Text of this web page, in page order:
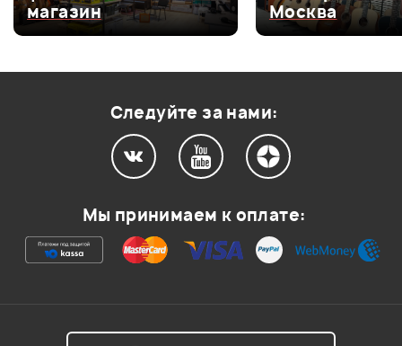
Оценка3
0
Ваша оценка:
магазин
Москва
Следуйте за нами:
Мы принимаем к оплате: